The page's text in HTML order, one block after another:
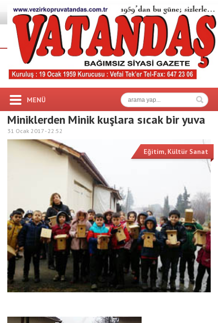
MENÜ
Miniklerden Minik kuşlara sıcak bir yuva
31 Ocak 2017 -22:52
Eğitim, Kültür Sanat